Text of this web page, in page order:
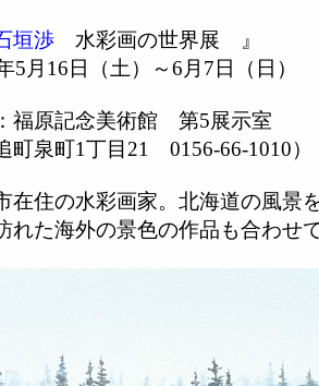
垣渉 水彩画の世界展 』
5月16日（土）～6月7日（日）
福原記念美術館 第5展示室
町泉町1丁目21 0156-66-1010）
在住の水彩画家。北海道の風景
れた海外の景色の作品も合わせ